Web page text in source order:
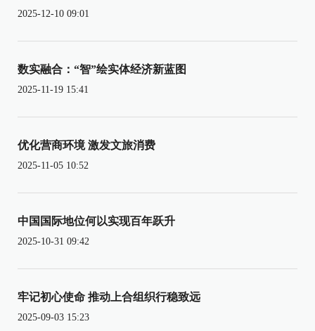
2025-12-10 09:01
数实融合：“智”绘实体经济新蓝图
2025-11-19 15:41
优化营商环境 激发文旅消费
2025-11-05 10:52
中国国际地位何以实现百年跃升
2025-10-31 09:42
牢记初心使命 推动上合组织行稳致远
2025-09-03 15:23